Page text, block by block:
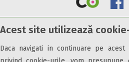
Acest site utilizează
Daca navigati in continuare pe
All inclusive
Pensiune completa
Demipensiune
Mic dejun